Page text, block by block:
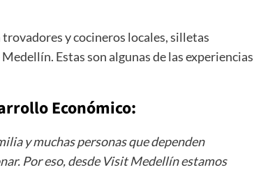
y cocineros locales, silletas
Estas son algunas de las experiencias
Económico:
y muchas personas que dependen
Por eso, desde Visit Medellín estamos